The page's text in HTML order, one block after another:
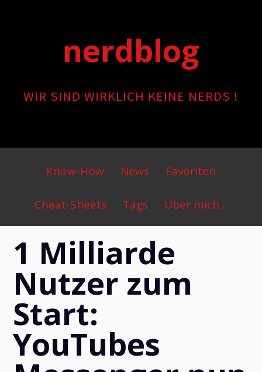
nerdblog
WIR SIND WIRKLICH KEINE NERDS !
Primary
Menu
Know-How News Favoriten
Cheat-Sheets Tags Über mich…
1 Milliarde
Nutzer zum
Start:
YouTubes